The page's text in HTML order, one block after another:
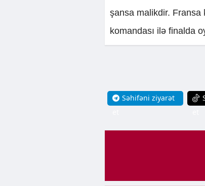
şansa malikdir. Fransa
komandası ilə finalda
Səhifəni ziyarət